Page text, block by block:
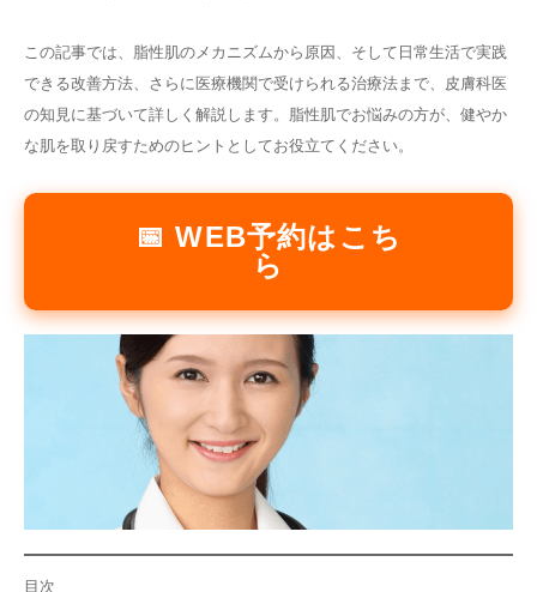
この記事では、脂性肌のメカニズムから原因、そして日常生活で実践
できる改善方法、さらに医療機関で受けられる治療法まで、皮膚科医
の知見に基づいて詳しく解説します。脂性肌でお悩みの方が、健やか
な肌を取り戻すためのヒントとしてお役立てください。
📅 WEB予約はこち
ら
目次
English